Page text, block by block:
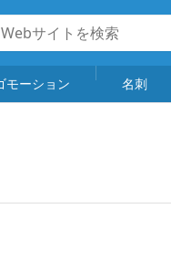
モーション 名刺